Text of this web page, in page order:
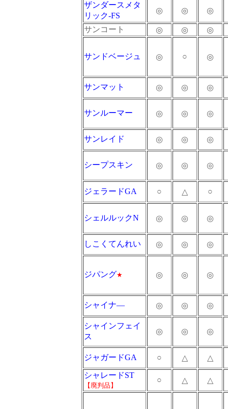
ザンダースメタ
リック-FS
◎ ◎ ◎
サンコート ◎ ◎ ◎
サンドベージュ ◎ ○ ◎
サンマット ◎ ◎ ◎
サンルーマー ◎ ◎ ◎
サンレイド ◎ ◎ ◎
シープスキン ◎ ◎ ◎
ジェラードGA ○ △ ○
シェルルックN ◎ ◎ ◎
しこくてんれい ◎ ◎ ◎
ジパング★ ◎ ◎ ◎
シャイナ― ◎ ◎ ◎
シャインフェイ
ス
◎ ◎ ◎
ジャガードGA ○ △
△
シャレードST
【廃判品】
○ △ △